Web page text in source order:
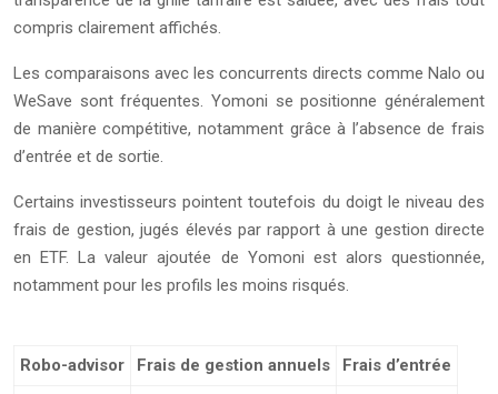
compris clairement affichés.
Les comparaisons avec les concurrents directs comme Nalo ou
WeSave sont fréquentes. Yomoni se positionne généralement
de manière compétitive, notamment grâce à l’absence de frais
d’entrée et de sortie.
Certains investisseurs pointent toutefois du doigt le niveau des
frais de gestion, jugés élevés par rapport à une gestion directe
en ETF. La valeur ajoutée de Yomoni est alors questionnée,
notamment pour les profils les moins risqués.
Robo-advisor Frais de gestion annuels
Frais d’entrée